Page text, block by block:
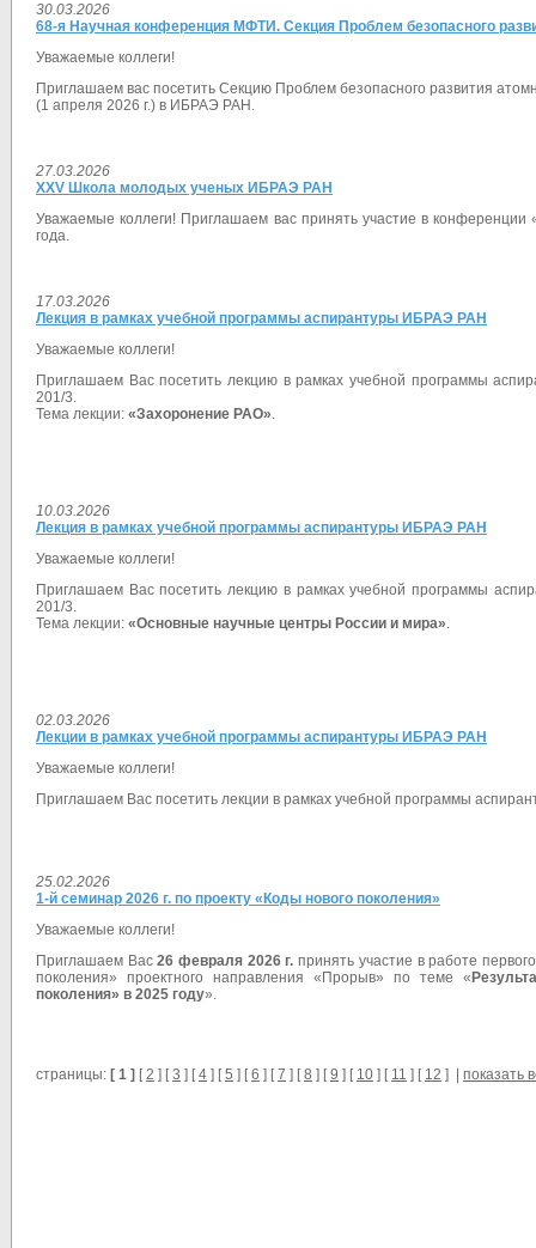
30.03.2026
68-я Научная конференция МФТИ. Секция Проблем безопасного
Уважаемые коллеги!
Приглашаем вас посетить Секцию Проблем безопасного развития
(1 апреля 2026 г.) в ИБРАЭ РАН.
27.03.2026
XXV Школа молодых ученых ИБРАЭ РАН
Уважаемые коллеги! Приглашаем вас принять участие в конференции
года.
17.03.2026
Лекция в рамках учебной программы аспирантуры ИБРАЭ РАН
Уважаемые коллеги!
Приглашаем Вас посетить лекцию в рамках учебной программы
201/3.
Тема лекции: «Захоронение РАО».
10.03.2026
Лекция в рамках учебной программы аспирантуры ИБРАЭ РАН
Уважаемые коллеги!
Приглашаем Вас посетить лекцию в рамках учебной программы
201/3.
Тема лекции: «Основные научные центры России и мира».
02.03.2026
Лекции в рамках учебной программы аспирантуры ИБРАЭ РАН
Уважаемые коллеги!
Приглашаем Вас посетить лекции в рамках учебной программы
25.02.2026
1-й семинар 2026 г. по проекту «Коды нового поколения»
Уважаемые коллеги!
Приглашаем Вас26 февраля 2026 г. принять участие в работе
поколения» проектного направления «Прорыв» по теме «
поколения» в 2025 году».
страницы: [ 1 ] [2 ] [3 ] [4 ] [5 ] [6 ] [7 ] [8 ] [9 ] [ 10 ] [ 11 ] [ 12 ] | показать